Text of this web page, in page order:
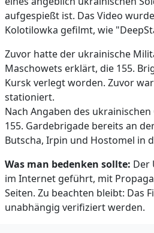
aufgespießt ist. Das Video
Kolotilowka gefilmt, wie
Zuvor hatte der ukrainische
Maschowets erklärt, die 155.
Kursk verlegt worden. Zuvor
stationiert.
Nach Angaben des
155. Gardebrigade bereits an
Butscha, Irpin und Hostomel in
Was man bedenken sollte: Der
im Internet geführt, mit
Seiten. Zu beachten bleibt: Das
unabhängig verifiziert werden.